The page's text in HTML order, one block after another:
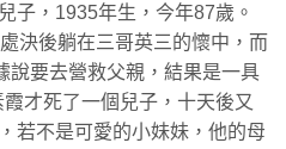
子，1935年生，今年87歲。
決後躺在三哥英三的懷中，而
說要去營救父親，結果是一具
才死了一個兒子，十天後又
若不是可愛的小妹妹，他的母